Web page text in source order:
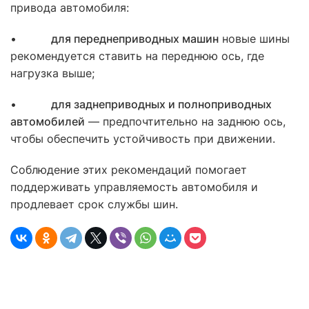
привода автомобиля:
• для переднеприводных машин новые шины
рекомендуется ставить на переднюю ось, где
нагрузка выше;
• для заднеприводных и полноприводных
автомобилей — предпочтительно на заднюю ось,
чтобы обеспечить устойчивость при движении.
Соблюдение этих рекомендаций помогает
поддерживать управляемость автомобиля и
продлевает срок службы шин.